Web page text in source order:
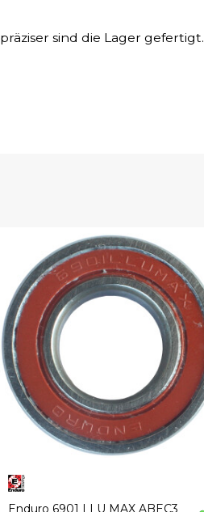
sind die Lager gefertigt.
Enduro 6901 LLU MAX ABEC3